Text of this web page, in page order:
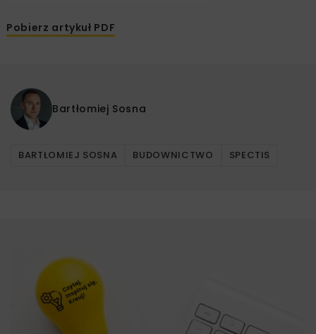
Pobierz artykuł PDF
Bartłomiej Sosna
BARTŁOMIEJ SOSNA BUDOWNICTWO SPECTIS